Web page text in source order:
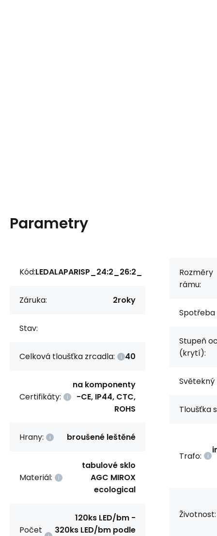
Parametry
Kód:LEDALAPARISP_24:2_26:2_
Záruka: 2roky
Stav:
Celková tloušťka zrcadla: 40
Certifikáty:
na komponenty
-CE, IP44, CTC,
ROHS
Hrany: broušené leštěné
Materiál:
tabulové sklo
AGC MIROX
ecological
Počet
120ks LED/bm -
320ks LED/bm podle
Rozměry
rámu:
Spotřeba
Stupeň
(krytí):
Světekný
Tloušťka
Trafo:
Životnost: